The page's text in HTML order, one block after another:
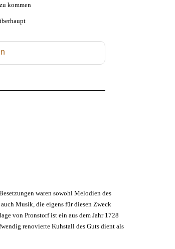
kommen
waren sowohl Melodien des
Musik, die eigens für diesen Zweck
von Pronstorf ist ein aus dem Jahr 1728
renovierte Kuhstall des Guts dient als